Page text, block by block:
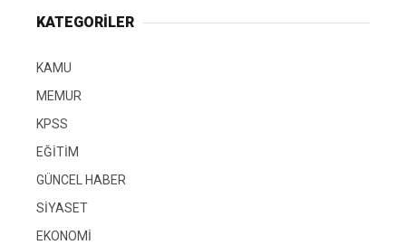
KATEGORİLER
KAMU
MEMUR
KPSS
EĞİTİM
GÜNCEL HABER
SİYASET
EKONOMİ